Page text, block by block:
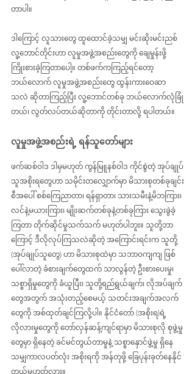
တာပါ။
ဒါကြောင့် လူသားတွေ ထူထောင်ခဲ့သမျှ မင်းဆိုးမင်းညစ်
လူ့ဘောင်တိုင်းဟာ လူမှုအဖွဲ့အစည်းတွေကို ချေမှုန်းဖို့
ကြိုးစားခဲ့ကြတာပေါ့။ တစ်ဖက်ကကြည့်ရင်တော့
ဘယ်လောက် လူမှုအဖွဲ့အစည်းတွေ ထွန်းကားဝေဆာ
သလဲ ဆိုတာကြည့်ပြီး လူ့ဘောင်တစ်ခု ဘယ်လောက်လုံခြုံ
တယ်၊ လွတ်လပ်တယ်ဆိုတာကို တိုင်းတာလို့ ရပါတယ်။
လူမှုအဖွဲ့အစည်းရဲ့ ရန်သူတော်များ
ဖက်ဆစ်ဝါဒ ဒါမှမဟုတ် ကွန်မြူနစ်ဝါဒ ကိုင်စွဲတဲ့ အုပ်ချုပ်
သူအစိုးရတွေဟာ သမိုင်းတလျှောက်မှာ မိသားစုတစ်ခုချင်း
စီအပေါ် စစ်ကြေညာတာ၊ ရန်ရှာတာ၊ သားသမီးနဲ့မိဘကြား၊
လင်နဲ့မယားကြား၊ မျိုးဆက်တစ်ခုနဲ့တစ်ခုကြား သွေးခွဲခဲ့
ကြတာ တိုက်ဆိုင်မှုသက်သက် မဟုတ်ပါဘူး။ သူတို့ဘာ
ကြောင့် ဒီလိုလုပ်ကြသလဲဆိုတဲ့ အကြောင်းရင်းက သူတို့
(အုပ်ချုပ်သူတွေ) ဟာ မိသားစုထဲမှာ သဘာဝကျကျ ဖြစ်
ပေါ်လာတဲ့ ခံစားချက်တွေထက် သာလွန်တဲ့ ဦးစားပေးမှု၊
သစ္စာရှိမှုတွေကို ခံယူပြီး၊ သူတို့ရည်ရွယ်ချက်၊ လိုအပ်ချက်
တွေအတွက် အသုံးတည့်စေမယ့် သတင်းအချက်အလက်
တွေကို အစ်ထုတ်ချင်ကြလို့ပါ။ နိုင်ငံတော် (အစိုးရ)ရဲ့
လိုလားမှုတွေကို တော်လှန်ဆန့်ကျင်ရာမှာ မိသားစုလို စုဖွဲ့မှု
တွေမှာ ရှိနေတဲ့ ခင်မင်တွယ်တာမှုနဲ့ သစ္စာနှောင်ဖွဲ့မှု ရှိနေ
သမျှကာလပတ်လုံး အစိုးရကို အန်တုဖို့ ခြေပုန်းခုတ်နေနိုင်
တယ်မဟုတ်လား။